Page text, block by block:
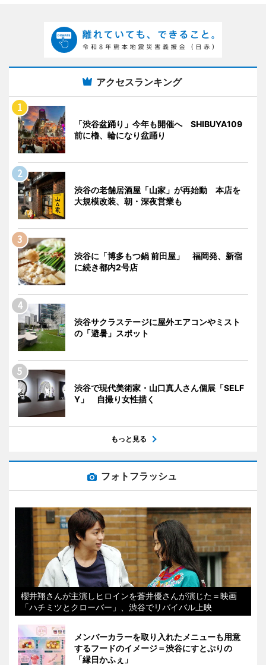
アクセスランキング
「渋谷盆踊り」今年も開催へ SHIBUYA109
前に櫓、輪になり盆踊り
渋谷の老舗居酒屋「山家」が再始動 本店を
大規模改装、朝・深夜営業も
渋谷に「博多もつ鍋 前田屋」 福岡発、新宿
に続き都内2号店
渋谷サクラステージに屋外エアコンやミスト
の「避暑」スポット
渋谷で現代美術家・山口真人さん個展「SELF
Y」 自撮り女性描く
もっと見る
フォトフラッシュ
櫻井翔さんが主演しヒロインを蒼井優さんが演じた＝映画
「ハチミツとクローバー」、渋谷でリバイバル上映
メンバーカラーを取り入れたメニューも用意
するフードのイメージ＝渋谷にすとぷりの
「縁日かふぇ」